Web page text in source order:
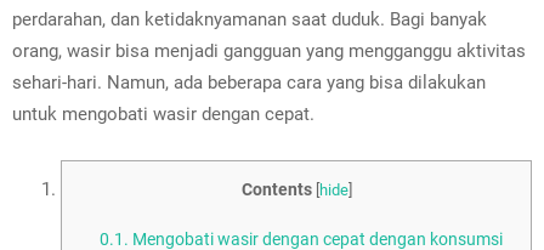
perdarahan, dan ketidaknyamanan saat duduk. Bagi banyak
orang, wasir bisa menjadi gangguan yang mengganggu aktivitas
sehari-hari. Namun, ada beberapa cara yang bisa dilakukan
untuk mengobati wasir dengan cepat.
Contents [hide]
0.1. Mengobati wasir dengan cepat dengan konsumsi